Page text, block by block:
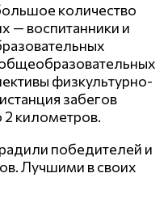
количество
— воспитанники и
физкультурно-
забегов
2 километров.
победителей и
Лучшими в своих